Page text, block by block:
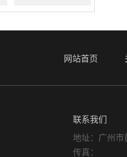
网站首页
联系我们
地址：广州市
传真：